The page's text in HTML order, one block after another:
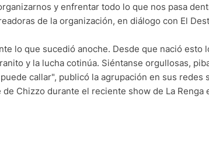
y enfrentar todo lo que nos pasa
de la organización, en diálogo con El
lo que sucedió anoche. Desde que nació esto
y la lucha cotinúa. Siéntanse orgullosas,
callar", publicó la agrupación en sus redes
Chizzo durante el reciente show de La Renga